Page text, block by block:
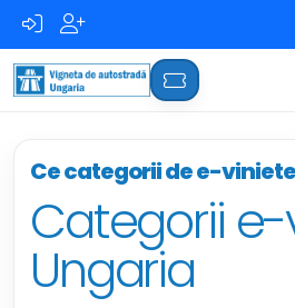
Ce categorii de e-
Categorii
Ungaria